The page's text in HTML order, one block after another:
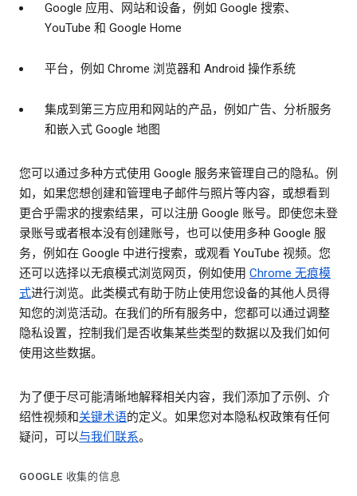
Google 应用、网站和设备，例如 Google 搜索、
YouTube 和 Google Home
平台，例如 Chrome 浏览器和 Android 操作系统
集成到第三方应用和网站的产品，例如广告、分析服务
和嵌入式 Google 地图
您可以通过多种方式使用 Google 服务来管理自己的隐私。例
如，如果您想创建和管理电子邮件与照片等内容，或想看到
更合乎需求的搜索结果，可以注册 Google 账号。即使您未登
录账号或者根本没有创建账号，也可以使用多种 Google 服
务，例如在 Google 中进行搜索，或观看 YouTube 视频。您
还可以选择以无痕模式浏览网页，例如使用 Chrome 无痕模
式进行浏览。此类模式有助于防止使用您设备的其他人员得
知您的浏览活动。在我们的所有服务中，您都可以通过调整
隐私设置，控制我们是否收集某些类型的数据以及我们如何
使用这些数据。
为了便于尽可能清晰地解释相关内容，我们添加了示例、介
绍性视频和关键术语的定义。如果您对本隐私权政策有任何
疑问，可以与我们联系。
GOOGLE 收集的信息